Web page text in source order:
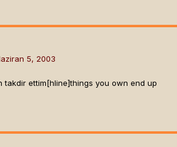
5, 2003
takdir ettim[hline]things you own end up